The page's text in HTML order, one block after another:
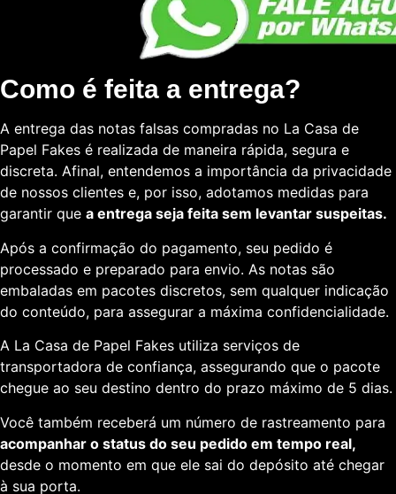
Como é feita a entrega?
A entrega das notas falsas compradas no La Casa de
Papel Fakes é realizada de maneira rápida, segura e
discreta. Afinal, entendemos a importância da privacidade
de nossos clientes e, por isso, adotamos medidas para
garantir que a entrega seja feita sem levantar suspeitas.
Após a confirmação do pagamento, seu pedido é
processado e preparado para envio. As notas são
embaladas em pacotes discretos, sem qualquer indicação
do conteúdo, para assegurar a máxima confidencialidade.
A La Casa de Papel Fakes utiliza serviços de
transportadora de confiança, assegurando que o pacote
chegue ao seu destino dentro do prazo máximo de 5 dias.
Você também receberá um número de rastreamento para
acompanhar o status do seu pedido em tempo real,
desde o momento em que ele sai do depósito até chegar
à sua porta.